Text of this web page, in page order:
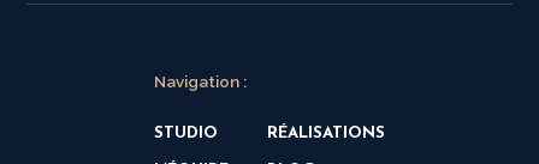
Navigation :
STUDIO RÉALISATIONS